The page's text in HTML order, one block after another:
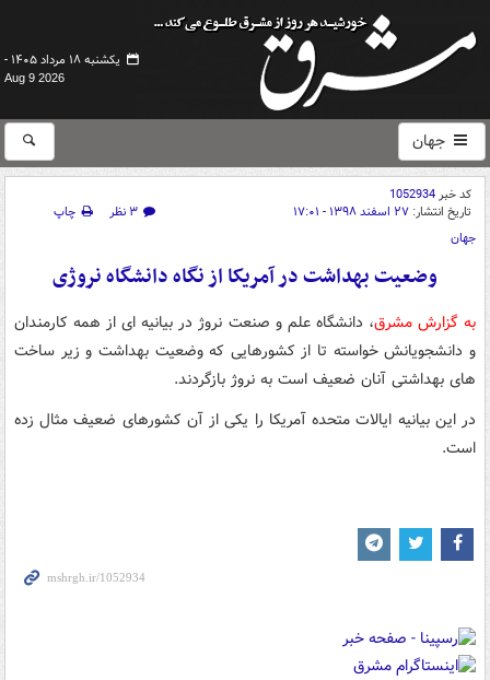
یکشنبه ۱۸ مرداد ۱۴۰۵ -
Aug 9 2026
جهان
کد خبر1052934
تاریخ انتشار: ۲۷ اسفند ۱۳۹۸ - ۱۷:۰۱ ۳ نظر
چاپ
جهان
وضعیت بهداشت در آمریکا از نگاه دانشگاه نروژی
به گزارش مشرق، دانشگاه علم و صنعت نروژ در بیانیه ای از همه کارمندان
و دانشجویانش خواسته تا از کشورهایی که وضعیت بهداشت و زیر ساخت
های بهداشتی آنان ضعیف است به نروژ بازگردند.
در این بیانیه ایالات متحده آمریکا را یکی از آن کشورهای ضعیف مثال زده
است.